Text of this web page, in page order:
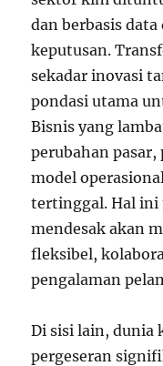
dan berbasis
keputusan.
sekadar inovasi
pondasi utama
Bisnis yang
perubahan
model
tertinggal. Hal ini
mendesak akan
fleksibel,
pengalaman
Di sisi lain, dunia
pergeseran